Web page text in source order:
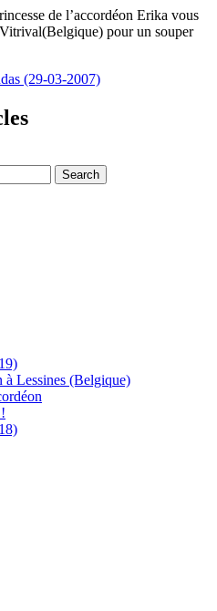
de l’accordéon Erika vous
pour un souper
(29-03-2007)
à Lessines (Belgique)